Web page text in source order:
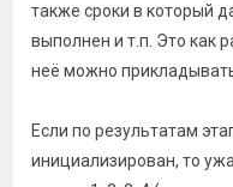
также сроки в который
выполнен и т.п. Это как
неё можно
Если по результатам
инициализирован, то